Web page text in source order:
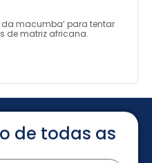
da macumba’ para tentar
de matriz africana.
de todas as